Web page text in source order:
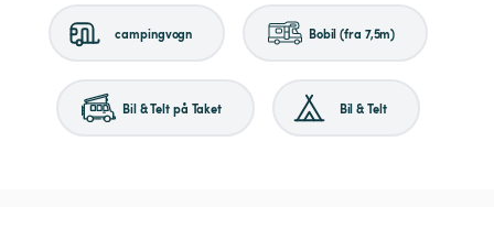
campingvogn Bobil (fra 7,5m)
Bil & Telt på Taket Bil & Telt